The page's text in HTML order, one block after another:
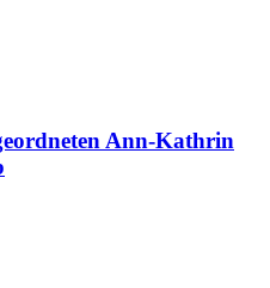
Ann-Kathrin